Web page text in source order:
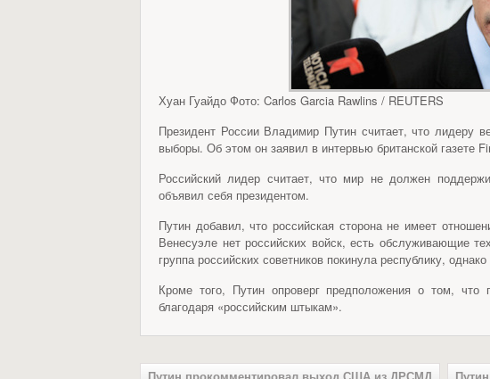
Хуан Гуайдо Фото: Carlos Garcia Rawlins / REUTERS
Президент России Владимир Путин считает, что лидеру
выборы. Об этом он заявил в интервью британской газете
Российский лидер считает, что мир не должен
объявил себя президентом.
Путин добавил, что российская сторона не имеет
Венесуэле нет российских войск, есть обслуживающие
группа российских советников покинула республику,
Кроме того, Путин опроверг предположения о том,
благодаря «российским штыкам».